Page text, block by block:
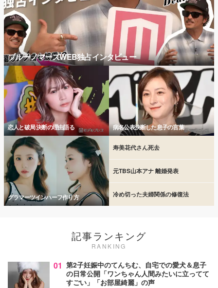
ブルーノマーズWEB独占インタビュー
恋人と破局 決断の理由語る 病名公表決断した息子の言葉
グラマーツインハーフ作り方
寿美花代さん死去
元TBS山本アナ 離婚発表
冷め切った夫婦関係の修復法
記事ランキング
RANKING
01 第2子妊娠中のてんちむ、自宅での愛犬＆息子
の日常公開「ワンちゃん人間みたいに立ってて
すごい」「お部屋綺麗」の声